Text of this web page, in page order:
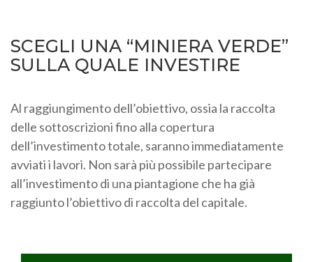
SCEGLI UNA “MINIERA VERDE”
SULLA QUALE INVESTIRE
Al raggiungimento dell’obiettivo, ossia la raccolta
delle sottoscrizioni fino alla copertura
dell’investimento totale, saranno immediatamente
avviati i lavori. Non sarà più possibile partecipare
all’investimento di una piantagione che ha già
raggiunto l’obiettivo di raccolta del capitale.